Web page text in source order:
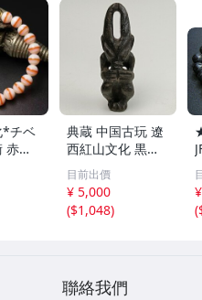
*チベ
赤縞
天
わせ
縞
ンテ
典蔵 中国古玩 遼
西紅山文化 黒曜
石 黒皮玉 太陽神
祈祷像 唐物 骨董
品 古美術 古玉 彫
刻 時代物 魔除け
目前出價
¥ 5,000
($1,048)
(
聯絡我們